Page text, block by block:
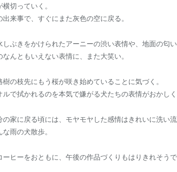
切っていく。
来事で、すぐにまた灰色の空に戻る。
しぶきをかけられたアーニーの渋い表情や、地面の匂
んともいえない表情に、また大笑い。
の枝先にもう桜が咲き始めていることに気づく。
で拭かれるのを本気で嫌がる犬たちの表情がおかしく
の家に戻る頃には、モヤモヤした感情はきれいに洗い
雨の犬散歩。
ヒーをおともに、午後の作品づくりもはりきれそうで